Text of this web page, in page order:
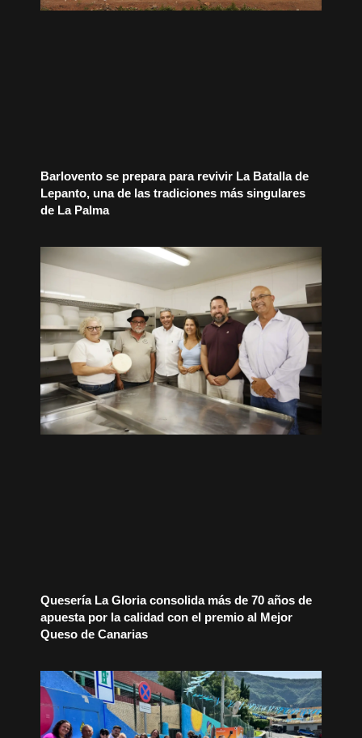
Barlovento se prepara para revivir La Batalla de
Lepanto, una de las tradiciones más singulares
de La Palma
Quesería La Gloria consolida más de 70 años de
apuesta por la calidad con el premio al Mejor
Queso de Canarias